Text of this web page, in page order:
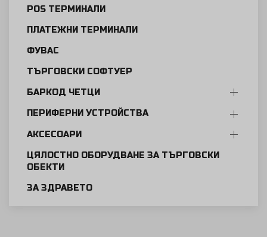
POS ТЕРМИНАЛИ
ПЛАТЕЖНИ ТЕРМИНАЛИ
ФУВАС
ТЪРГОВСКИ СОФТУЕР
БАРКОД ЧЕТЦИ
ПЕРИФЕРНИ УСТРОЙСТВА
АКСЕСОАРИ
ЦЯЛОСТНО ОБОРУДВАНЕ ЗА ТЪРГОВСКИ
ОБЕКТИ
ЗА ЗДРАВЕТО